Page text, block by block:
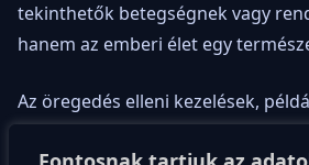
tekinthetők betegségnek vagy
hanem az emberi élet egy
Az öregedés elleni kezelések,
beavatkozások és az arcplasztika,